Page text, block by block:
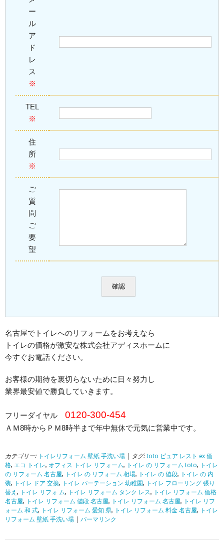
ー
ル
ア
ド
レ
ス
※
TEL
※
住
所
※
ご
質
問
ご
要
望
名古屋でトイレへのリフォームをお考えなら
トイレの価格が激安な株式会社アディスホームに
今すぐお電話ください。
お客様の期待を裏切らないために日々努力し
業界最安値で勝負していきます。
フリーダイヤル 0120-300-454
ＡＭ8時からＰＭ8時半まで年中無休で元気に営業中です。
カテゴリー: トイレリフォーム 壁紙 手洗い場 | タグ: toto ピュア レスト ex 価
格, エコ トイレ, オフィス トイレ リフォーム, トイレ の リフォーム toto, トイレ
の リフォーム 名古屋, トイレ の リフォーム 相場, トイレ の 値段, トイレ の 内
装, トイレ ドア 交換, トイレ パーテーション 幼稚園, トイレ フローリング 張り
替え , トイレ リフォ ム, トイレ リフォーム タンク レス, トイレ リフォーム 価格
名古屋, トイレ リフォーム 値段 名古屋, トイレ リフォーム 名古屋, トイレ リフ
ォーム 和 式, トイレ リフォーム 愛知 県, トイレ リフォーム 料金 名古屋, トイレ
リフォーム 壁紙 手洗い場
パーマリンク